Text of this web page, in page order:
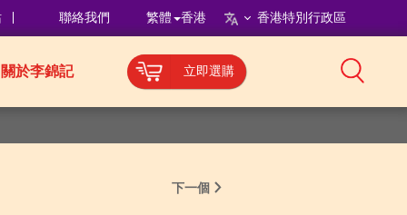
聯絡我們 繁體 香港 香港特別行政區
關於李錦記 立即選購
下一個